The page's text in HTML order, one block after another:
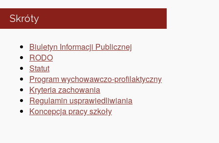
Skróty
Biuletyn Informacji Publicznej
RODO
Statut
Program wychowawczo-profilaktyczny
Kryteria zachowania
Regulamin usprawiedliwiania
Koncepcja pracy szkoły